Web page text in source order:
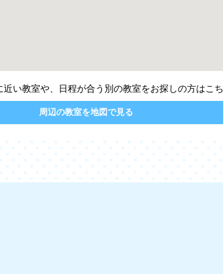
近い教室や、日程が合う別の教室をお探しの方はこ
周辺の教室を地図で見る